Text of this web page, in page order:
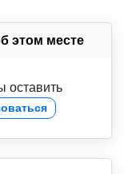
этом месте
оставить